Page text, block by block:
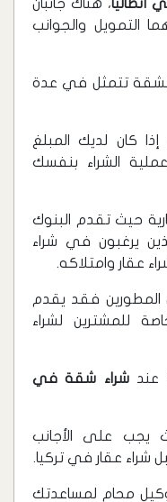
، هناك جانبان
التمويل والجوانب
الشقة تتمثل في عدة
إذا كان لديك المبلغ
الشراء بنفسك
حيث تقدم البنوك
يرغبون في شراء
عقار وامتلاكه.
المطورين فقد يقدم
للمشترين لشراء
عندشراء شقة في
يجب على الأجانب
عقار في تركيا.
محامٍ لمساعدتك